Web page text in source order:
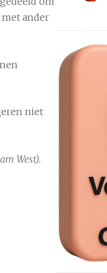
ander
niet
West).